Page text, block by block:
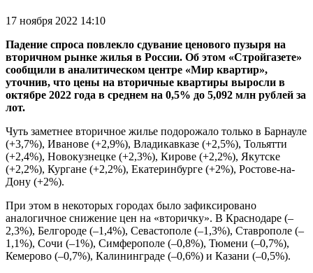
17 ноября 2022 14:10
Падение спроса повлекло сдувание ценового пузыря на
вторичном рынке жилья в России. Об этом «Стройгазете»
сообщили в аналитическом центре «Мир квартир»,
уточнив, что цены на вторичные квартиры выросли в
октябре 2022 года в среднем на 0,5% до 5,092 млн рублей за
лот.
Чуть заметнее вторичное жилье подорожало только в Барнауле
(+3,7%), Иванове (+2,9%), Владикавказе (+2,5%), Тольятти
(+2,4%), Новокузнецке (+2,3%), Кирове (+2,2%), Якутске
(+2,2%), Кургане (+2,2%), Екатеринбурге (+2%), Ростове-на-
Дону (+2%).
При этом в некоторых городах было зафиксировано
аналогичное снижение цен на «вторичку». В Краснодаре (–
2,3%), Белгороде (–1,4%), Севастополе (–1,3%), Ставрополе (–
1,1%), Сочи (–1%), Симферополе (–0,8%), Тюмени (–0,7%),
Кемерово (–0,7%), Калининграде (–0,6%) и Казани (–0,5%).